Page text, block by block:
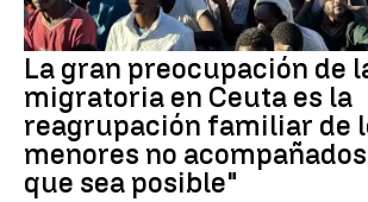
La gran preocupación de
migratoria en Ceuta es la
reagrupación familiar de
menores no
que sea posible"